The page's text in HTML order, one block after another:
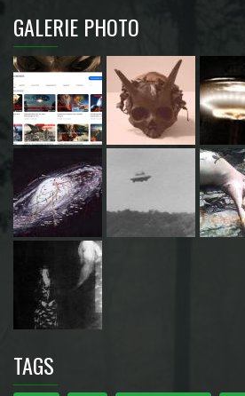
GALERIE PHOTO
TAGS